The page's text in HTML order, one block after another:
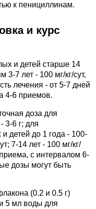
к пенициллинам.
и курс
и детей старше 14
3-7 лет - 100 мг/кг/сут,
лечения - от 5-7 дней
4-6 приемов.
доза для
3-6 г; для
детей до 1 года - 100-
7-14 лет - 100 мг/кг/
с интервалом 6-
дозы могут быть
(0.2 и 0.5 г)
5 мл воды для